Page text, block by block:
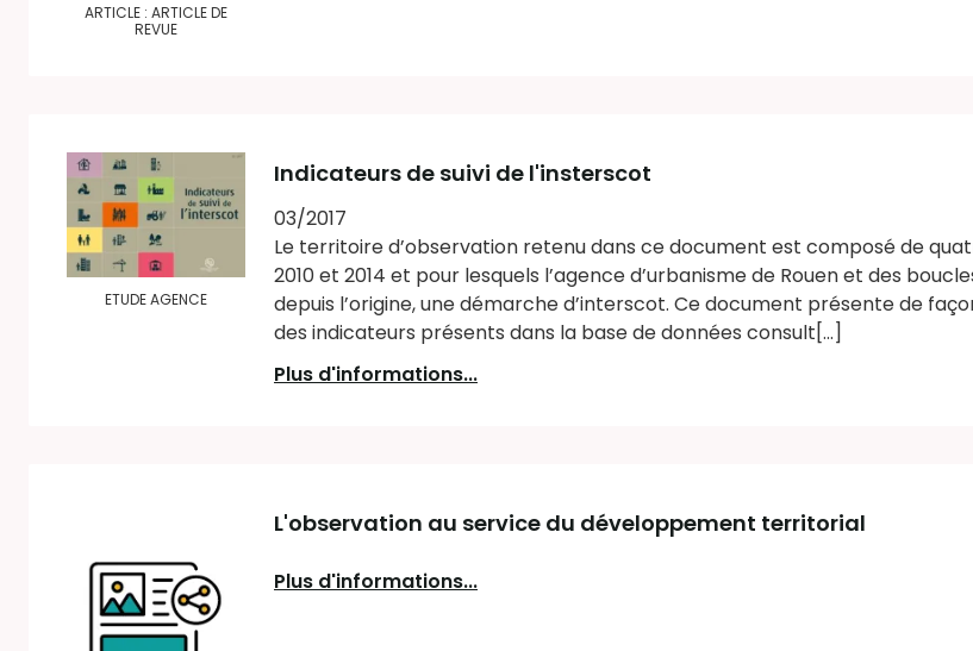
ARTICLE : ARTICLE DE
REVUE
ETUDE AGENCE
Indicateurs de suivi de l'insterscot
03/2017
Le territoire d’observation retenu dans ce document est composé de
2010 et 2014 et pour lesquels l’agence d’urbanisme de Rouen et des
depuis l’origine, une démarche d’interscot. Ce document présente de
des indicateurs présents dans la base de données consult[...]
Plus d'informations...
L'observation au service du développement territorial
Plus d'informations...